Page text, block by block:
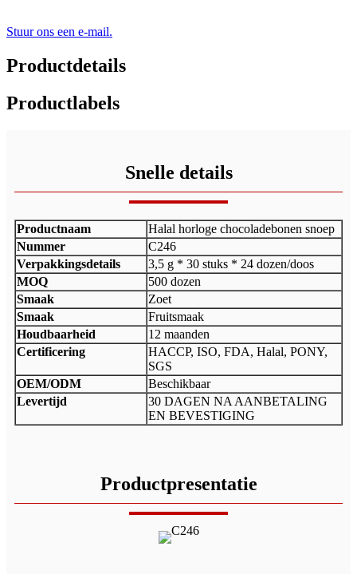
Stuur ons een e-mail.
Productdetails
Productlabels
Snelle details
Productnaam
Halal horloge chocoladebonen snoep
Nummer
C246
Verpakkingsdetails
3,5 g * 30 stuks * 24 dozen/doos
MOQ
500 dozen
Smaak
Zoet
Smaak
Fruitsmaak
Houdbaarheid
12 maanden
Certificering
HACCP, ISO, FDA, Halal, PONY,
SGS
OEM/ODM
Beschikbaar
Levertijd
30 DAGEN NA AANBETALING
EN BEVESTIGING
Productpresentatie